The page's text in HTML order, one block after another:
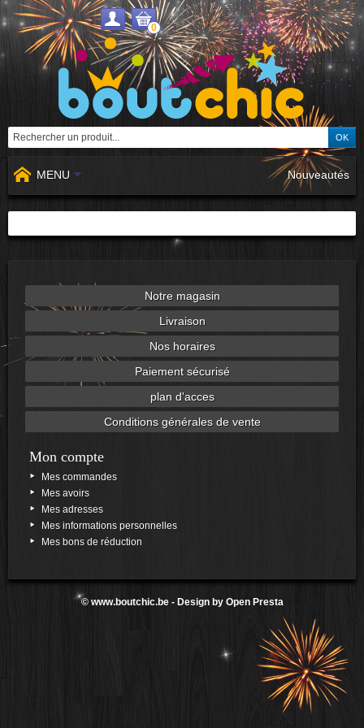
0
MENU Nouveautés
Notre magasin
Livraison
Nos horaires
Paiement sécurisé
plan d'acces
Conditions générales de vente
Mon compte
Mes commandes
Mes avoirs
Mes adresses
Mes informations personnelles
Mes bons de réduction
© www.boutchic.be- Design by Open Presta